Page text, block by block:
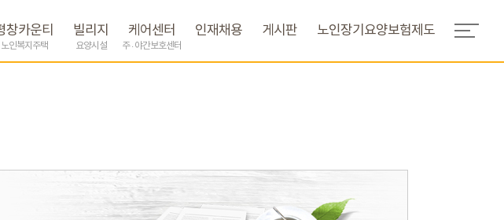
창카운티
노인복지주택
빌리지
요양시설
케어센터
주 · 야간보호센터
인재채용 게시판 노인장기요양보험제도